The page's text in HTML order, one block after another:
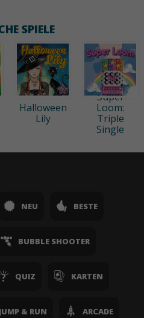
SPIELE
Halloween
Lily
Super
Loom:
Triple
Single
NEU BESTE
BUBBLE SHOOTER
QUIZ KARTEN
JUMP & RUN ARCADE